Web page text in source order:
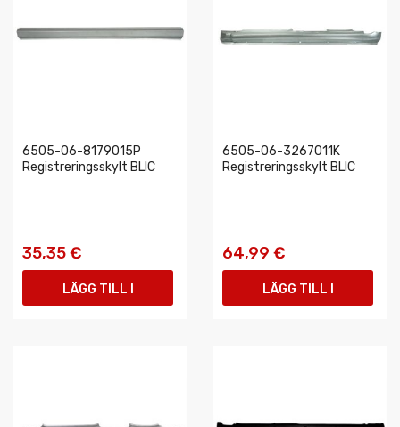
6505-06-8179015P
Registreringsskylt BLIC
35,35 €
LÄGG TILL I
6505-06-3267011K
Registreringsskylt BLIC
64,99 €
LÄGG TILL I